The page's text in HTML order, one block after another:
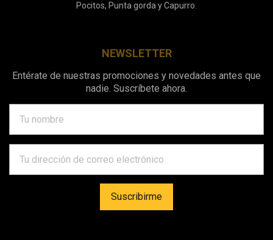
Pocitos, Punta gorda y Capurro.
NEWSLETTER
Entérate de nuestras promociones y novedades antes que
nadie. Suscríbete ahora.